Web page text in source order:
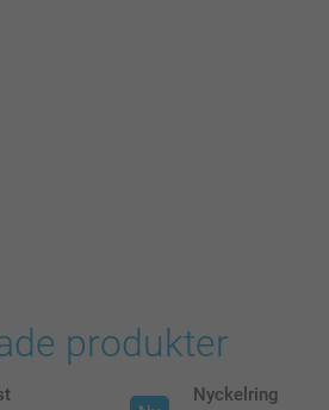
produkter
Nyckelring